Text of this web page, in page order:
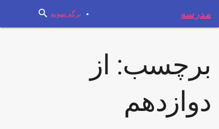
مدرسه برگه نمونه search
برچسب: از
دوازدهم